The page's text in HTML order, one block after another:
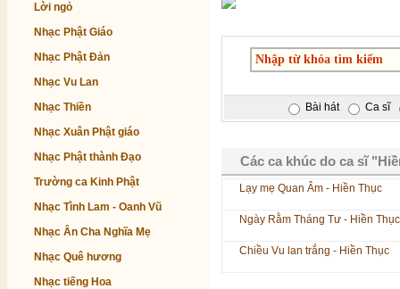
Lời ngỏ
Nhạc Phật Giáo
Nhạc Phật Đản
Nhạc Vu Lan
Nhạc Thiền
Nhạc Xuân Phật giáo
Nhạc Phật thành Đạo
Trường ca Kinh Phật
Nhạc Tình Lam - Oanh Vũ
Nhạc Ân Cha Nghĩa Mẹ
Nhạc Quê hương
Nhạc tiếng Hoa
Bài hát Ca sĩ
Các ca khúc do ca sĩ
Lạy mẹ Quan Âm - Hiền Thục
Ngày Rằm Tháng Tư - Hiền Thục
Chiều Vu lan trắng - Hiền Thục